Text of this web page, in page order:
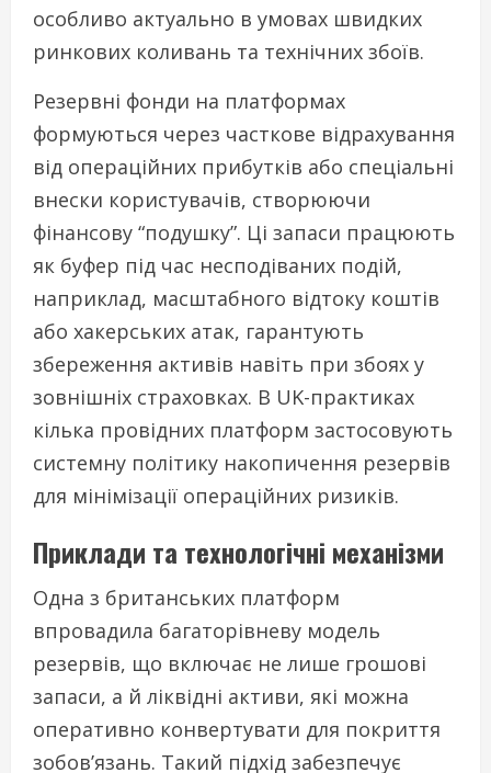
особливо актуально в умовах швидких
ринкових коливань та технічних збоїв.
Резервні фонди на платформах
формуються через часткове відрахування
від операційних прибутків або спеціальні
внески користувачів, створюючи
фінансову “подушку”. Ці запаси працюють
як буфер під час несподіваних подій,
наприклад, масштабного відтоку коштів
або хакерських атак, гарантують
збереження активів навіть при збоях у
зовнішніх страховках. В UK-практиках
кілька провідних платформ застосовують
системну політику накопичення резервів
для мінімізації операційних ризиків.
Приклади та технологічні механізми
Одна з британських платформ
впровадила багаторівневу модель
резервів, що включає не лише грошові
запаси, а й ліквідні активи, які можна
оперативно конвертувати для покриття
зобов’язань. Такий підхід забезпечує